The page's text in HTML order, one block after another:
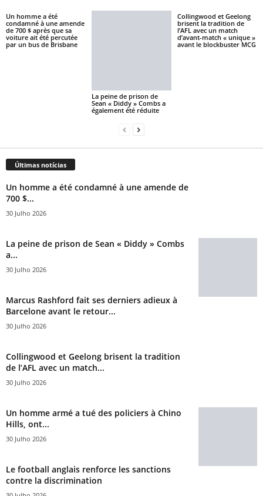
Un homme a été
condamné à une amende
de 700 $ après que sa
voiture ait été percutée
par un bus de Brisbane
La peine de prison de
Sean « Diddy » Combs a
également été réduite
Collingwood et Geelong
brisent la tradition de
l’AFL avec un match
d’avant-match « unique »
avant le blockbuster MCG
Últimas notícias
Un homme a été condamné à une amende de
700 $...
30 Julho 2026
La peine de prison de Sean « Diddy » Combs
a...
30 Julho 2026
Marcus Rashford fait ses derniers adieux à
Barcelone avant le retour...
30 Julho 2026
Collingwood et Geelong brisent la tradition
de l’AFL avec un match...
30 Julho 2026
Un homme armé a tué des policiers à Chino
Hills, ont...
30 Julho 2026
Le football anglais renforce les sanctions
contre la discrimination